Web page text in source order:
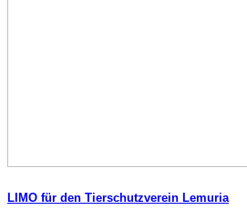
LIMO für den Tierschutzverein Lemuria